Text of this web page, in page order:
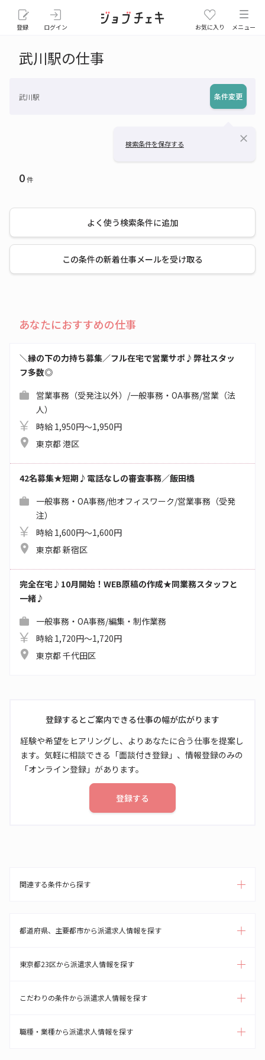
登録 ログイン お気に入り メニュー
武川駅の仕事
武川駅 条件変更
検索条件を保存する close
0件
よく使う検索条件に追加
この条件の新着仕事メールを受け取る
あなたにおすすめの仕事
＼縁の下の力持ち募集／フル在宅で営業サポ♪弊社スタッ
フ多数◎
営業事務（受発注以外）/一般事務・OA事務/営業（法
人）
時給 1,950円～1,950円
東京都 港区
42名募集★短期♪電話なしの審査事務／飯田橋
一般事務・OA事務/他オフィスワーク/営業事務（受発
注）
時給 1,600円～1,600円
東京都 新宿区
完全在宅♪10月開始！WEB原稿の作成★同業務スタッフと
一緒♪
一般事務・OA事務/編集・制作業務
時給 1,720円～1,720円
東京都 千代田区
登録するとご案内できる仕事の幅が広がります
経験や希望をヒアリングし、よりあなたに合う仕事を提案し
ます。気軽に相談できる「面談付き登録」、情報登録のみの
「オンライン登録」があります。
登録する
関連する条件から探す
都道府県、主要都市から派遣求人情報を探す
東京都23区から派遣求人情報を探す
こだわりの条件から派遣求人情報を探す
職種・業種から派遣求人情報を探す